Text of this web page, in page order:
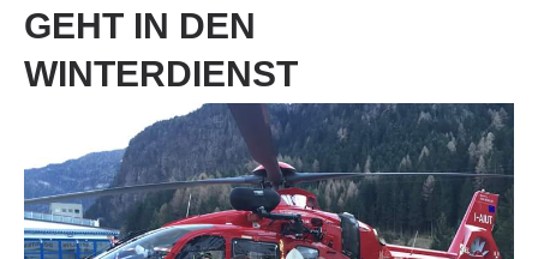
GEHT IN DEN
WINTERDIENST